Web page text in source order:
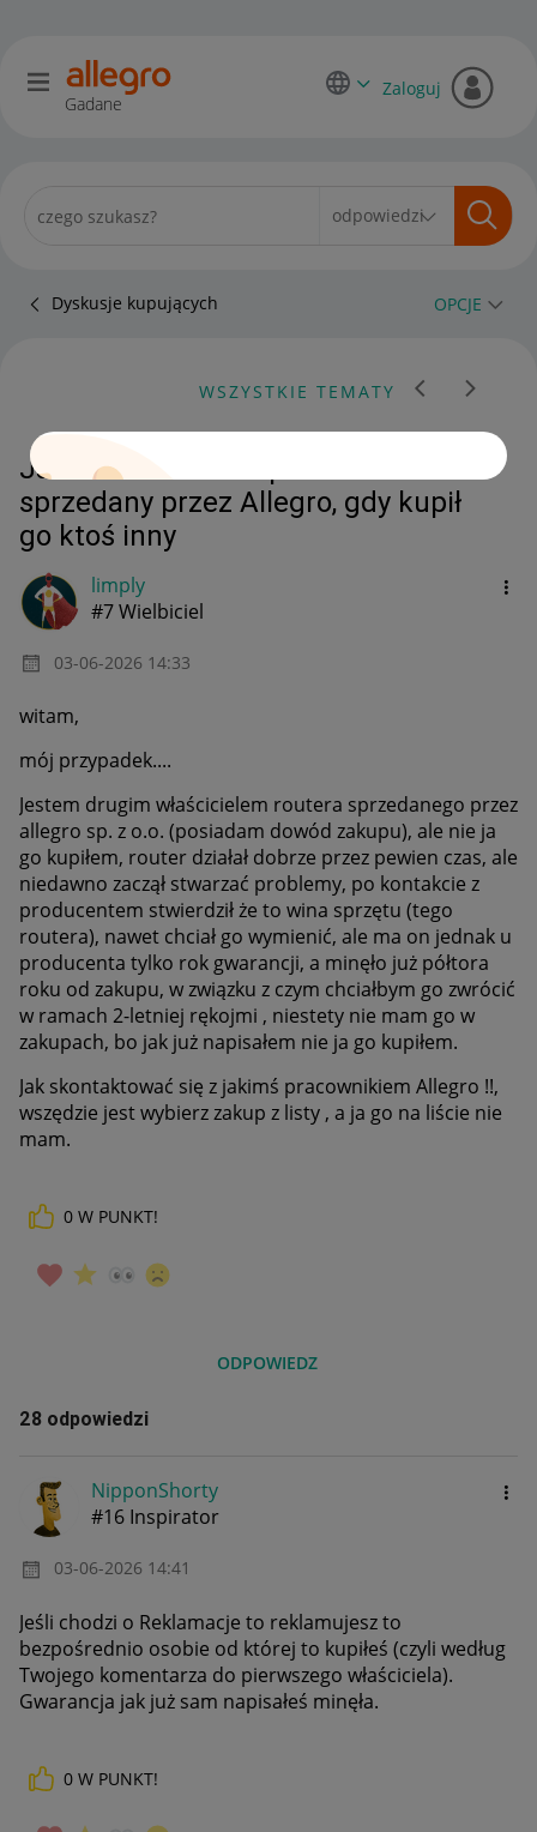
Gadane
Zaloguj
Dyskusje kupujących OPCJE
Jak zareklamować produkt
sprzedany przez Allegro, gdy kupił
go ktoś inny
limply
#7 Wielbiciel
‎03-06-2026 14:33
witam,
mój przypadek....
Jestem drugim właścicielem routera sprzedanego przez
allegro sp. z o.o. (posiadam dowód zakupu), ale nie ja
go kupiłem, router działał dobrze przez pewien czas, ale
niedawno zaczął stwarzać problemy, po kontakcie z
producentem stwierdził że to wina sprzętu (tego
routera), nawet chciał go wymienić, ale ma on jednak u
producenta tylko rok gwarancji, a minęło już półtora
roku od zakupu, w związku z czym chciałbym go zwrócić
w ramach 2-letniej rękojmi , niestety nie mam go w
zakupach, bo jak już napisałem nie ja go kupiłem.
Jak skontaktować się z jakimś pracownikiem Allegro !!,
wszędzie jest wybierz zakup z listy , a ja go na liście nie
mam.
0 W PUNKT!
ODPOWIEDZ
WSZYSTKIE TEMATY
28 odpowiedzi
NipponShorty
#16 Inspirator
‎03-06-2026 14:41
Jeśli chodzi o Reklamacje to reklamujesz to
bezpośrednio osobie od której to kupiłeś (czyli według
Twojego komentarza do pierwszego właściciela).
Gwarancja jak już sam napisałeś minęła.
0 W PUNKT!